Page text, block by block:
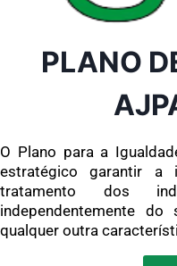
PLANO
O Plano para a
estratégico garantir a
tratamento dos
independentemente
qualquer outra